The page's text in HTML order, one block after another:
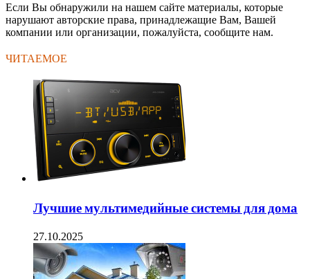
Если Вы обнаружили на нашем сайте материалы, которые
нарушают авторские права, принадлежащие Вам, Вашей
компании или организации, пожалуйста, сообщите нам.
ЧИТАЕМОЕ
Лучшие мультимедийные системы для дома
27.10.2025